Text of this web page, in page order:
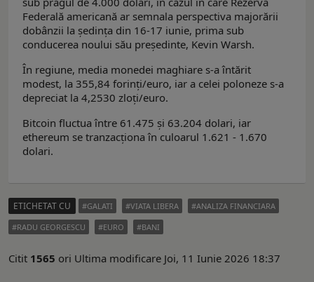
Federală americană ar semnala perspectiva majorării
dobânzii la ședința din 16-17 iunie, prima sub
conducerea noului său președinte, Kevin Warsh.
În regiune, media monedei maghiare s-a întărit
modest, la 355,84 forinți/euro, iar a celei poloneze s-a
depreciat la 4,2530 zloți/euro.
Bitcoin fluctua între 61.475 și 63.204 dolari, iar
ethereum se tranzacționa în culoarul 1.621 - 1.670
dolari.
ETICHETAT CU GALATI VIATA LIBERA
ANALIZA FINANCIARA
RADU GEORGESCU
EURO BANI
Citit 1565 ori Ultima modificare Joi, 11 Iunie 2026 18:37